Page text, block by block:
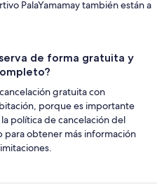
PalaYamamay también están a
de forma gratuita y
gratuita con
porque es importante
política de cancelación del
para obtener más información